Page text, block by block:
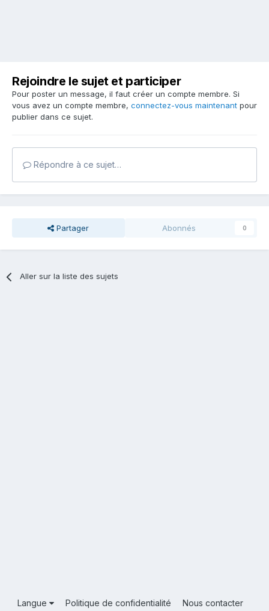
Rejoindre le sujet et participer
Pour poster un message, il faut créer un compte membre. Si
vous avez un compte membre, connectez-vous maintenant pour
publier dans ce sujet.
Répondre à ce sujet…
Partager Abonnés 0
Aller sur la liste des sujets
Langue Politique de confidentialité
Nous contacter